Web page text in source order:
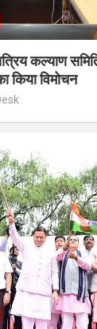
कल्याण
किया विमोचन